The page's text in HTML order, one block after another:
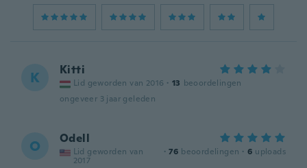
K Kitti
Lid geworden van 2016 · 13 beoordelingen
ongeveer 3 jaar geleden
O Odell
Lid geworden van
2017
· 76 beoordelingen · 6 uploads